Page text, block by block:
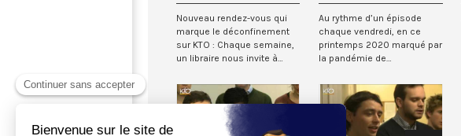
Nouveau rendez-vous qui
marque le déconfinement
sur KTO : Chaque semaine,
un libraire nous invite à
Au rythme d’un épisode
chaque vendredi, en ce
printemps 2020 marqué par
la pandémie de